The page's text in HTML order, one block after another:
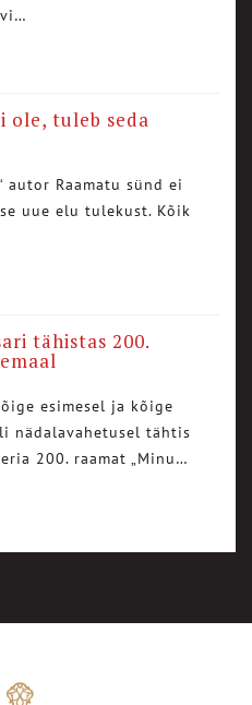
ole, tuleb seda
autor Raamatu sünd ei
uue elu tulekust. Kõik
tähistas 200.
esimesel ja kõige
nädalavahetusel tähtis
200. raamat „Minu…